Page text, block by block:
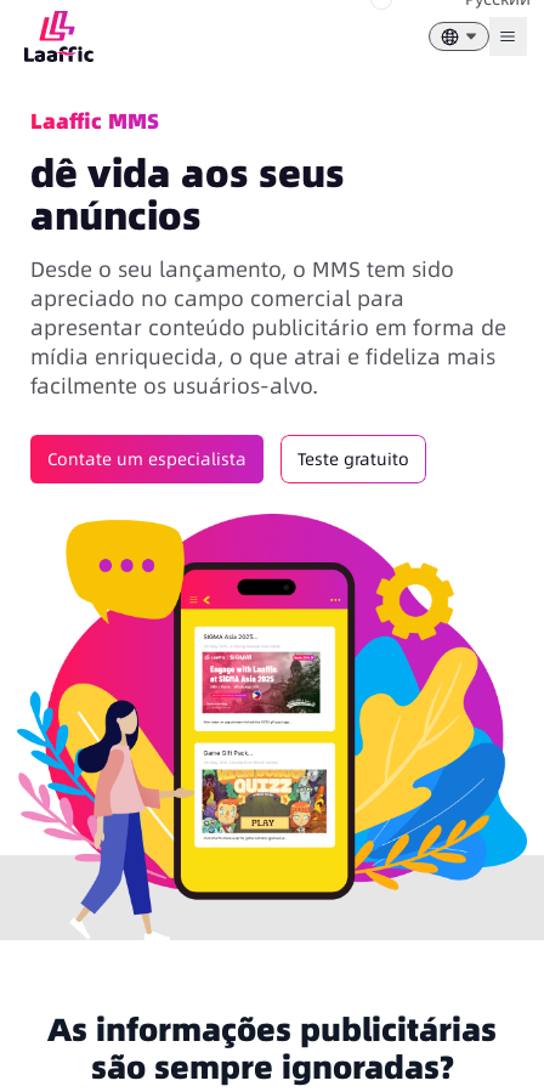
Laaffic MMS
dê vida aos seus
anúncios
Desde o seu lançamento, o MMS tem sido
apreciado no campo comercial para
apresentar conteúdo publicitário em forma de
mídia enriquecida, o que atrai e fideliza mais
facilmente os usuários-alvo.
Contate um especialista Teste gratuito
As informações publicitárias
são sempre ignoradas?